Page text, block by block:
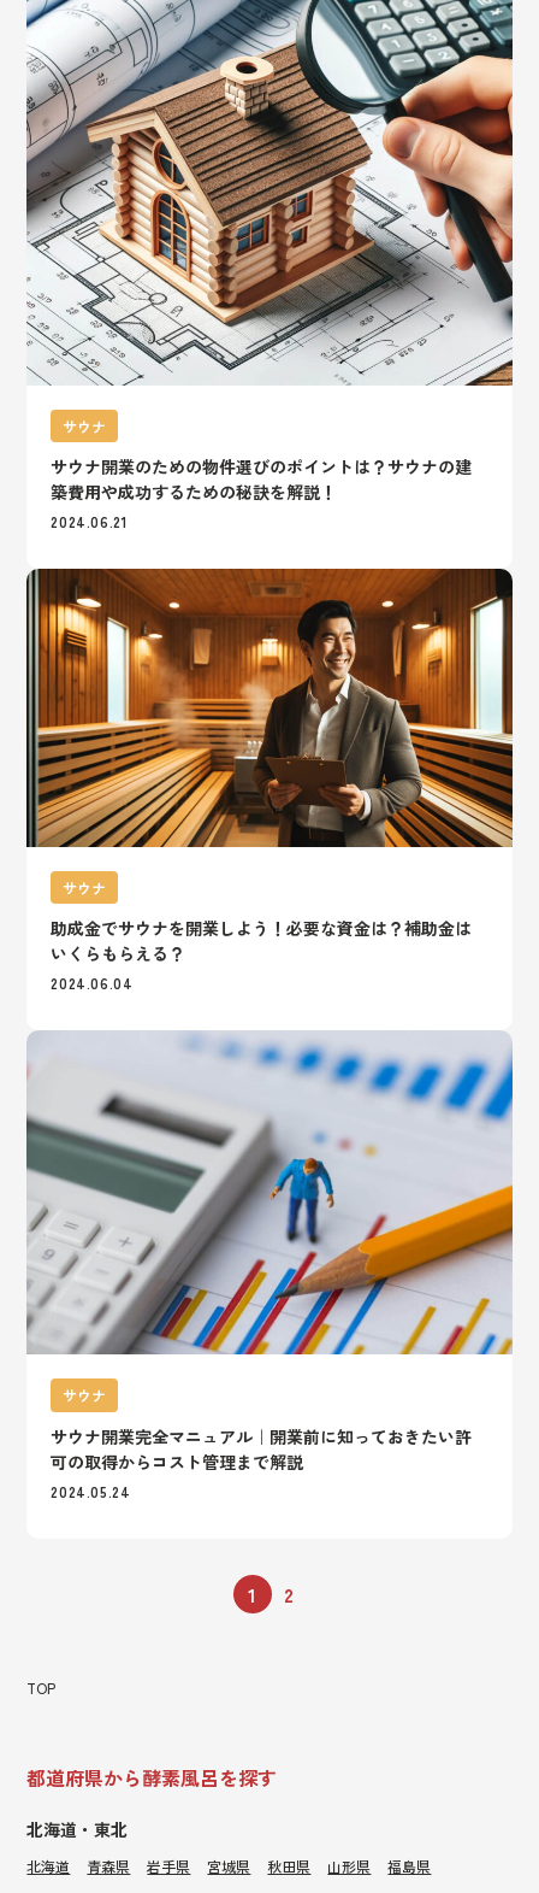
サウナ
サウナ開業のための物件選びのポイントは？サウナの建
築費用や成功するための秘訣を解説！
2024.06.21
サウナ
助成金でサウナを開業しよう！必要な資金は？補助金は
いくらもらえる？
2024.06.04
サウナ
サウナ開業完全マニュアル｜開業前に知っておきたい許
可の取得からコスト管理まで解説
2024.05.24
1 2
TOP
都道府県から酵素風呂を探す
北海道・東北
北海道 青森県 岩手県 宮城県 秋田県 山形県 福島県